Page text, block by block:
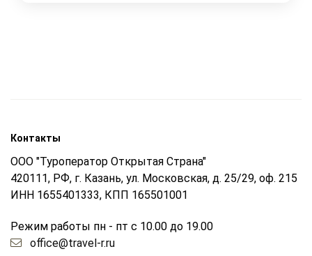
Контакты
ООО "Туроператор Открытая Страна"
420111, РФ, г. Казань, ул. Московская, д. 25/29, оф. 215
ИНН 1655401333, КПП 165501001
Режим работы пн - пт с 10.00 до 19.00
office@travel-r.ru